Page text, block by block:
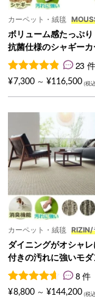
カーペット・絨毯
ボリューム感たっぷり
抗菌仕様のシャギーカ
『MOUSSE/ムース』
23
件の利用者評価に
23 件
¥ 7,300 ～ ¥116,500
カーペット・絨毯 RIZIN/
ダイニングがオシャ
付きの汚れに強いモダ
ンカーペット『RIZIN/
ン』
8
件の利用者評価に
8 件
¥8,800 ～ ¥144,200